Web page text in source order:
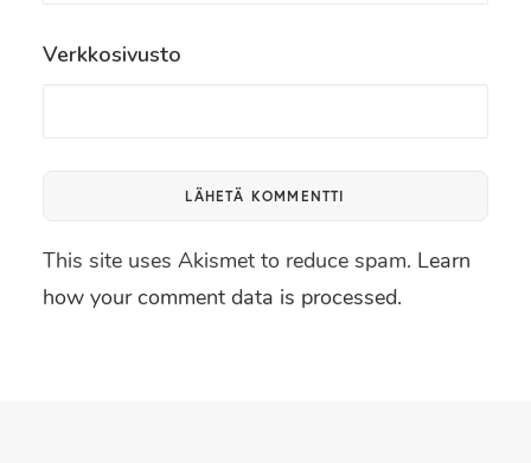
Verkkosivusto
This site uses Akismet to reduce spam. Learn
how your comment data is processed.